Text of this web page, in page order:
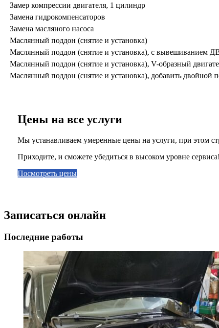
Замер компрессии двигателя, 1 цилиндр
Замена гидрокомпенсаторов
Замена масляного насоса
Маслянный поддон (снятие и установка)
Маслянный поддон (снятие и установка), с вывешиванием
Маслянный поддон (снятие и установка), V-образный
Маслянный поддон (снятие и установка), добавить двойной
Цены на все услуги
Мы устанавливаем умеренные цены на услуги, при этом
Приходите, и сможете убедиться в высоком уровне
Посмотреть цены
Записаться онлайн
Последние работы